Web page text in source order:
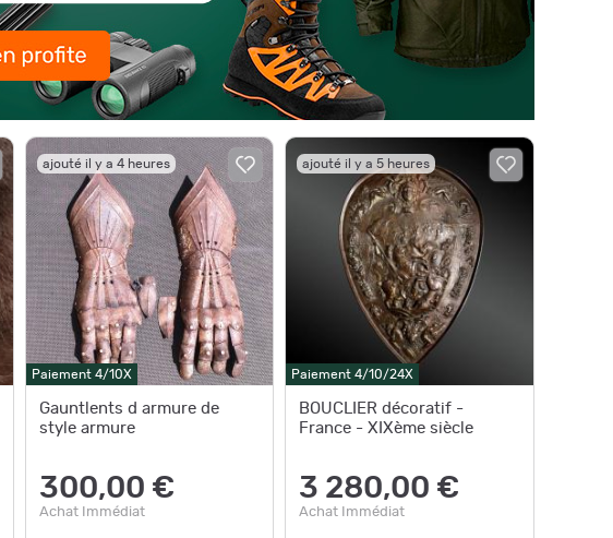
ajouté il y a 4 heures
Paiement 4/10X
Gauntlents d armure de
style armure
300,00 €
Achat Immédiat
ajouté il y a 5 heures
Paiement 4/10/24X
BOUCLIER décoratif -
France - XIXème siècle
3 280,00 €
Achat Immédiat